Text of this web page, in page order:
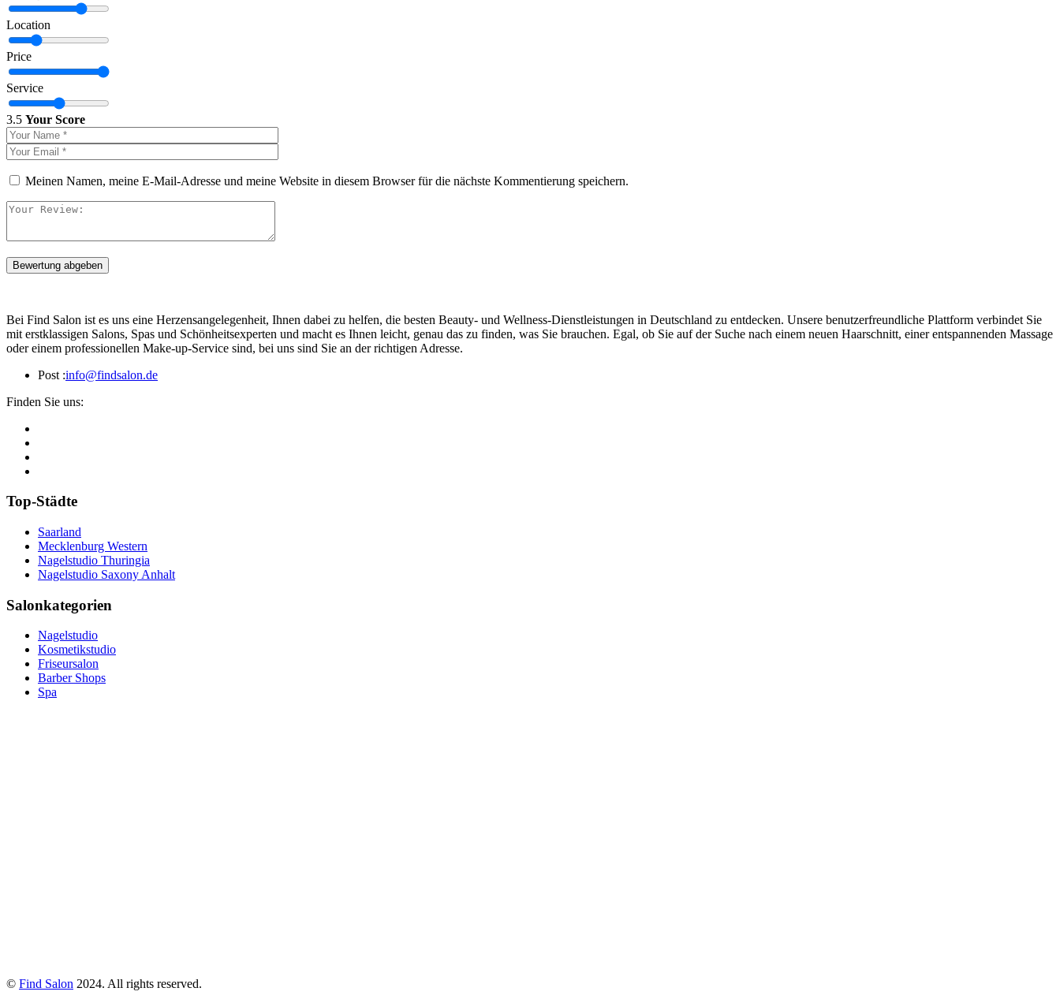
Location
Price
Service
3.5 Your Score
Meinen Namen, meine E-Mail-Adresse und meine Website in diesem Browser für die nächste Kommentierung speichern.
Bewertung abgeben
Bei Find Salon ist es uns eine Herzensangelegenheit, Ihnen dabei zu helfen, die besten Beauty- und Wellness-Dienstleistungen in Deutschland zu entdecken. Unsere benutzerfreundliche Plattform verbindet Sie
mit erstklassigen Salons, Spas und Schönheitsexperten und macht es Ihnen leicht, genau das zu finden, was Sie brauchen. Egal, ob Sie auf der Suche nach einem neuen Haarschnitt, einer entspannenden Massage
oder einem professionellen Make-up-Service sind, bei uns sind Sie an der richtigen Adresse.
Post :info@findsalon.de
Finden Sie uns:
Top-Städte
Saarland
Mecklenburg Western
Nagelstudio Thuringia
Nagelstudio Saxony Anhalt
Salonkategorien
Nagelstudio
Kosmetikstudio
Friseursalon
Barber Shops
Spa
© Find Salon 2024. All rights reserved.